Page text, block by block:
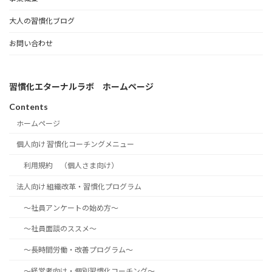
大人の習慣化ブログ
お問い合わせ
習慣化エターナルラボ ホームページ
Contents
ホームページ
個人向け 習慣化コーチングメニュー
利用規約 （個人さま向け）
法人向け 組織改革・習慣化プログラム
～社員アンケートの始め方～
～社員面談のススメ～
～長時間労働・改善プログラム～